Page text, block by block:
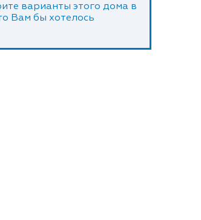
варианты этого дома в
Вам бы хотелось